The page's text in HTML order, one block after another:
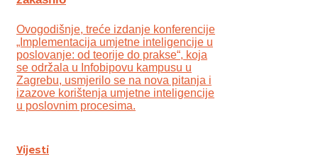
Ovogodišnje, treće izdanje konferencije
„Implementacija umjetne inteligencije u
poslovanje: od teorije do prakse“, koja
se održala u Infobipovu kampusu u
Zagrebu, usmjerilo se na nova pitanja i
izazove korištenja umjetne inteligencije
u poslovnim procesima.
Vijesti